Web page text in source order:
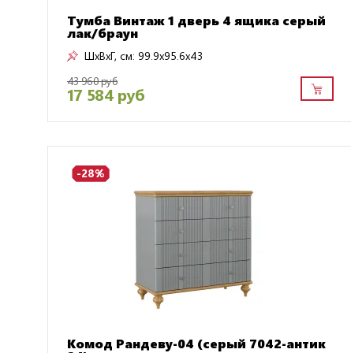
Тумба Винтаж 1 дверь 4 ящика серый
лак/браун
ШxВxГ, см: 99.9x95.6x43
43 960 руб
17 584 руб
-28%
Комод Рандеву-04 (серый 7042-антик